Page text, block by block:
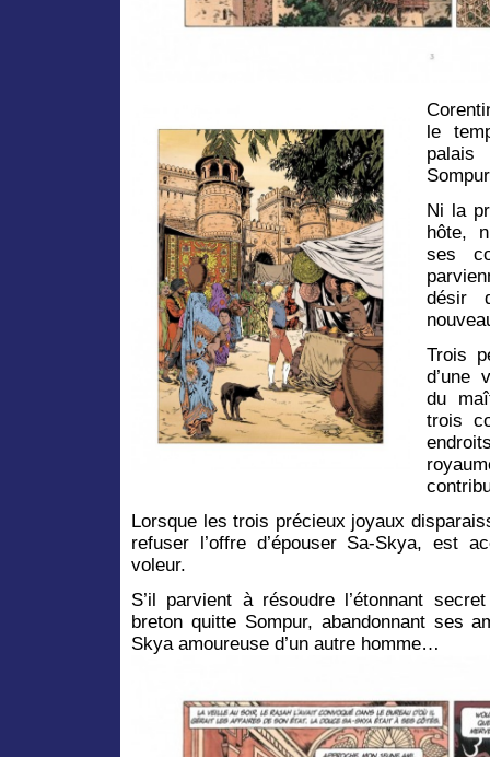
le
Ni la
hôte,
ses
désir
Trois
d’une
du
trois
Lorsque les trois précieux joyaux
refuser l’offre d’épouser Sa-Skya, est
voleur.
S’il parvient à résoudre l’étonnant
breton quitte Sompur, abandonnant ses
Skya amoureuse d’un autre homme…